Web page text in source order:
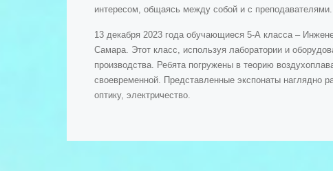
интересом, общаясь между собой и с преподавателями.
13 декабря 2023 года обучающиеся 5-А класса –
Самара. Этот класс, используя лаборатории и
производства. Ребята погружены в теорию
своевременной. Представленные экспонаты наглядно
оптику, электричество.